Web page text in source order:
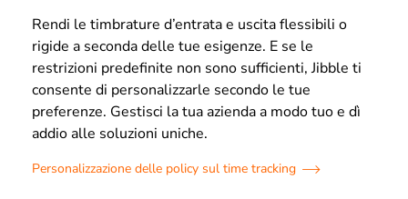
Rendi le timbrature d’entrata e uscita flessibili o
rigide a seconda delle tue esigenze. E se le
restrizioni predefinite non sono sufficienti, Jibble ti
consente di personalizzarle secondo le tue
preferenze. Gestisci la tua azienda a modo tuo e dì
addio alle soluzioni uniche.
Personalizzazione delle policy sul time tracking